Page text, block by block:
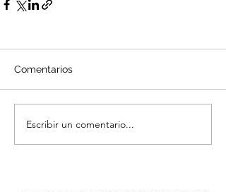
Comentarios
Escribir un comentario...